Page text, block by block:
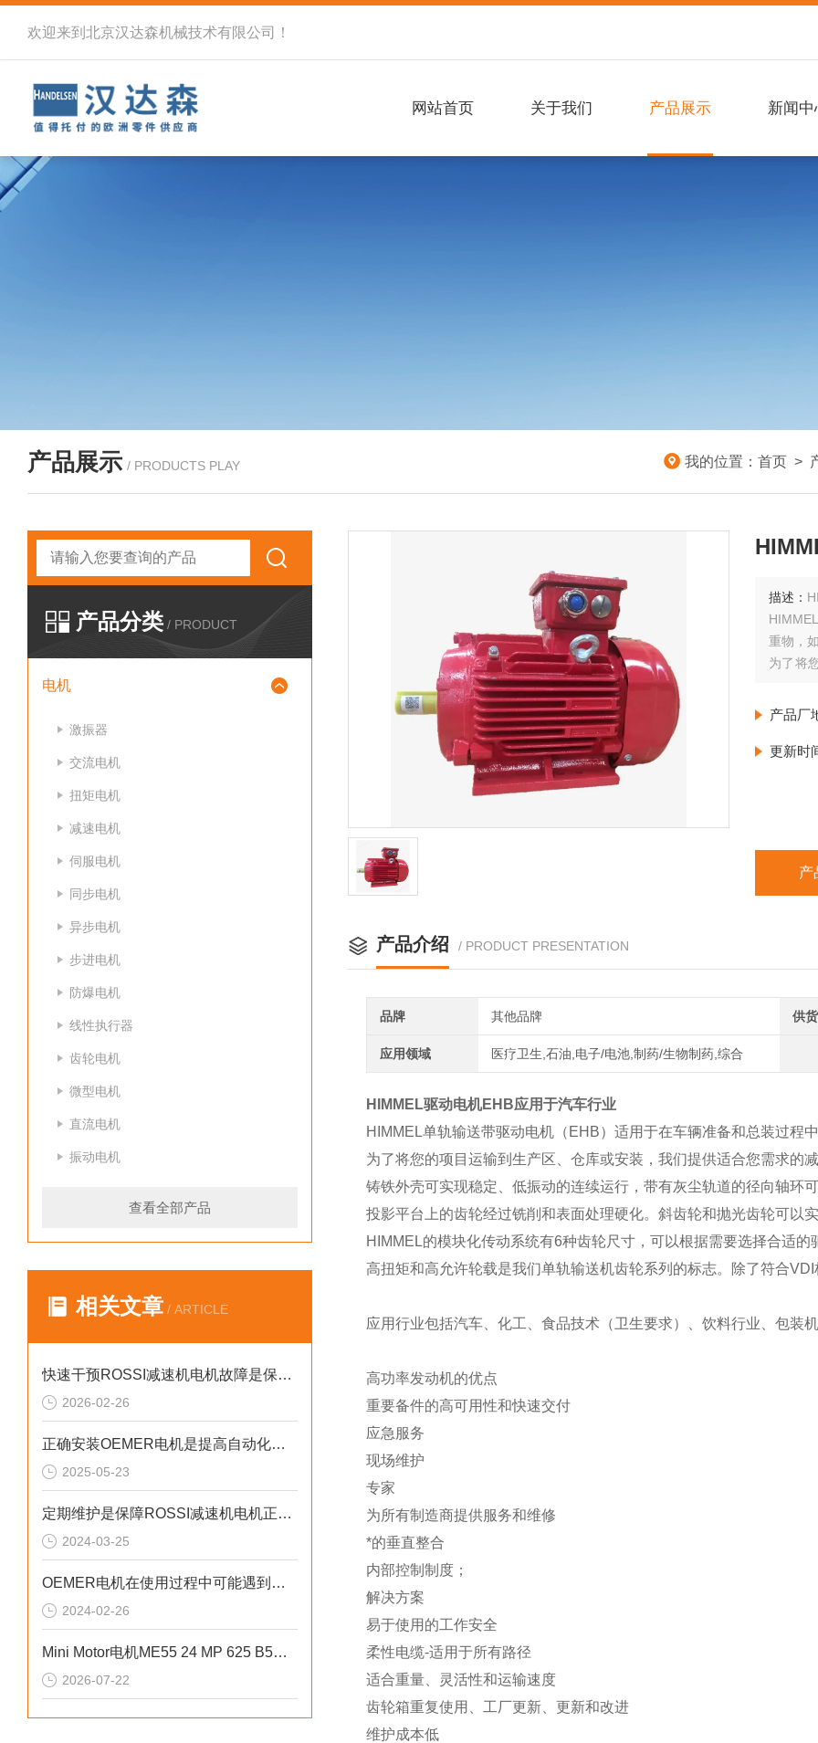
欢迎来到北京汉达森机械技术有限公司！
网站首页 关于我们 产品展示 新闻中
产品展示 / PRODUCTS PLAY 我的位置： 首页 >
产品分类 / PRODUCT
电机
激振器
交流电机
扭矩电机
减速电机
伺服电机
同步电机
异步电机
步进电机
防爆电机
线性执行器
齿轮电机
微型电机
直流电机
振动电机
查看全部产品
相关文章 / ARTICLE
快速干预ROSSI减速机电机故障是保障设备长周期稳定运行的关键
2026-02-26
正确安装OEMER电机是提高自动化系统工作效率的关键
2025-05-23
定期维护是保障ROSSI减速机电机正常运行的关键措施
2024-03-25
OEMER电机在使用过程中可能遇到的故障相应解决方法分享
2024-02-26
Mini Motor电机ME55 24 MP 625 B5外部结构设计讲解
2026-07-22
描述：
重物，
为了将
产品厂
更新时
产
产品介绍 / PRODUCT PRESENTATION
品牌 其他品牌 供
应用领域 医疗卫生,石油,电子/电池,制药/生物制药,综合
HIMMEL驱动电机EHB应用于汽车行业
HIMMEL单轨输送带驱动电机（EHB）适用于在车辆准备和总装过程
为了将您的项目运输到生产区、仓库或安装，我们提供适合您需求的
铸铁外壳可实现稳定、低振动的连续运行，带有灰尘轨道的径向轴环
投影平台上的齿轮经过铣削和表面处理硬化。斜齿轮和抛光齿轮可以
HIMMEL的模块化传动系统有6种齿轮尺寸，可以根据需要选择合适的
高扭矩和高允许轮载是我们单轨输送机齿轮系列的标志。除了符合
应用行业包括汽车、化工、食品技术（卫生要求）、饮料行业、包装
高功率发动机的优点
重要备件的高可用性和快速交付
应急服务
现场维护
专家
为所有制造商提供服务和维修
*的垂直整合
内部控制制度；
解决方案
易于使用的工作安全
柔性电缆-适用于所有路径
适合重量、灵活性和运输速度
齿轮箱重复使用、工厂更新、更新和改进
维护成本低